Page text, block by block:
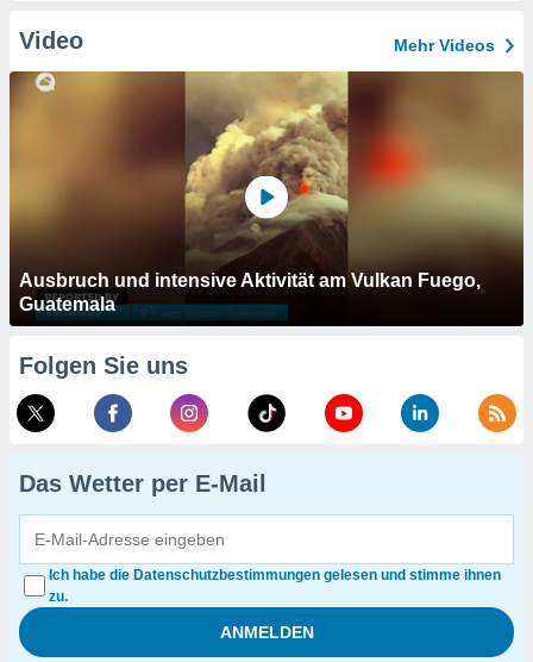
Video Mehr Videos
Ausbruch und intensive Aktivität am Vulkan Fuego,
Guatemala
Folgen Sie uns
Das Wetter per E-Mail
Ich habe die Datenschutzbestimmungen gelesen und stimme ihnen
zu.